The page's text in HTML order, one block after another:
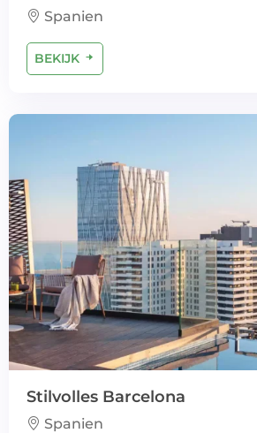
Spanien
BEKIJK
Stilvolles Barcelona
Spanien